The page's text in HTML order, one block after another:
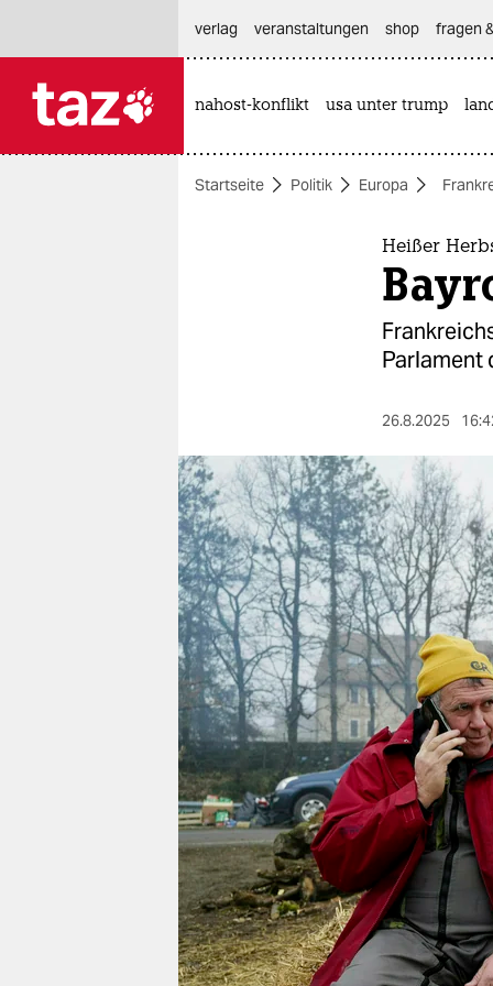
themen
berlin
nord
wahrheit
verlag
verlag
veranstaltungen
shop
fragen & hilfe
unterstützen
abo
genossenschaft
verlag
veranstaltungen shop fragen
nahost-konflikt usa unter trump
Startseite Politik Europa
Heißer
Parlament
26.8.2025